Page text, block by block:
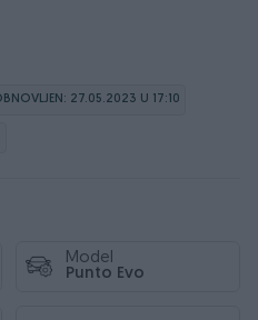
27.05.2023 U 17:10
Model
Punto Evo